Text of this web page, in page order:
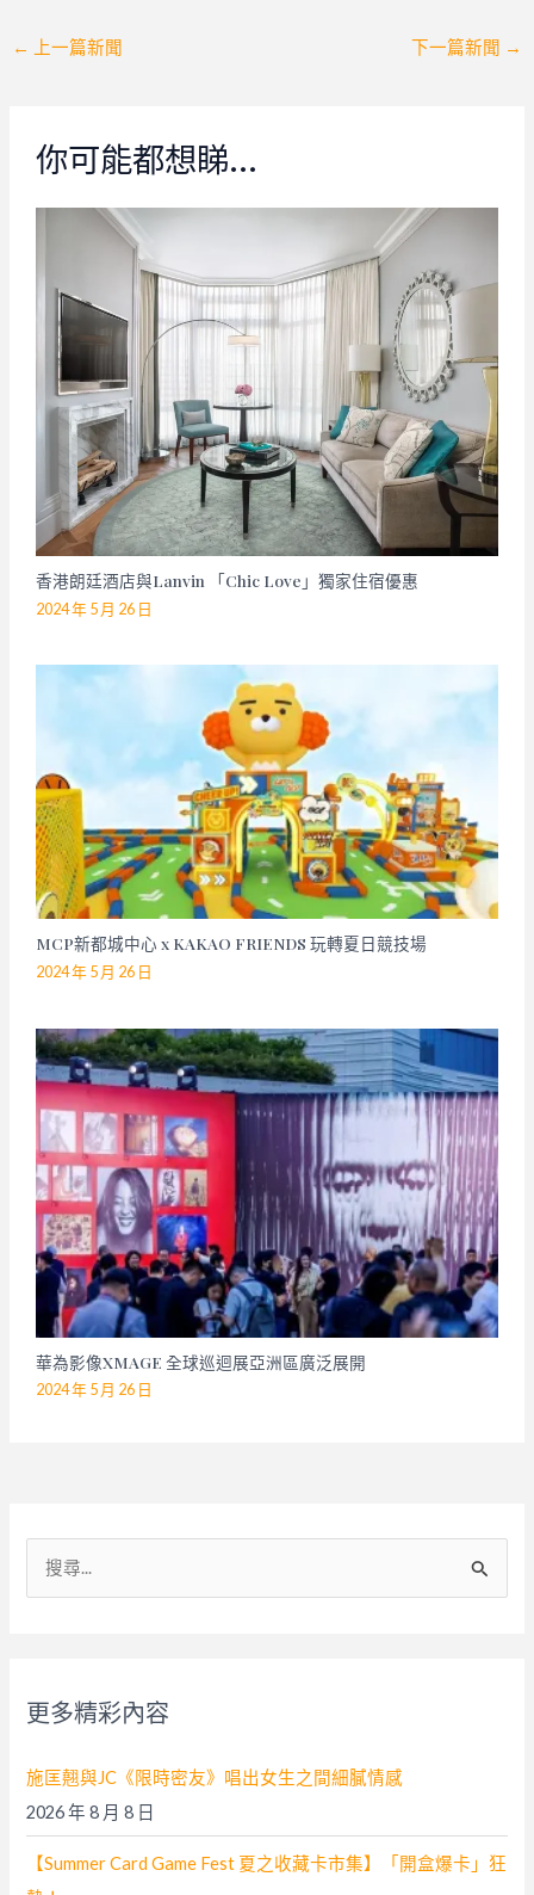
Post
← 上一篇新聞 下一篇新聞 →
你可能都想睇…
香港朗廷酒店與Lanvin 「Chic Love」獨家住宿優惠
2024 年 5 月 26 日
MCP新都城中心 x KAKAO FRIENDS 玩轉夏日競技場
2024 年 5 月 26 日
華為影像XMAGE 全球巡迴展亞洲區廣泛展開
2024 年 5 月 26 日
:
更多精彩內容
施匡翹與JC《限時密友》唱出女生之間細膩情感
2026 年 8 月 8 日
【Summer Card Game Fest 夏之收藏卡市集】「開盒爆卡」狂